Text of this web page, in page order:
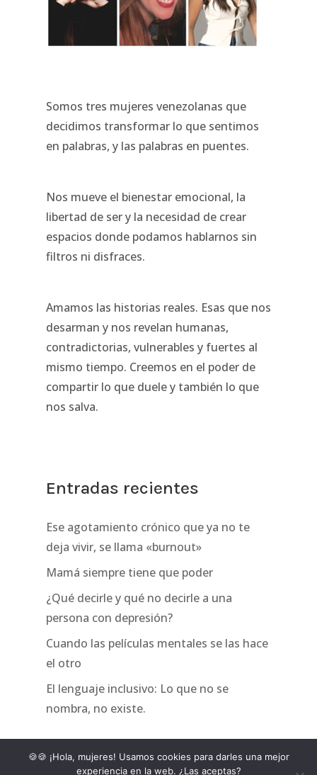
Somos tres mujeres venezolanas que
decidimos transformar lo que sentimos
en palabras, y las palabras en puentes.
Nos mueve el bienestar emocional, la
libertad de ser y la necesidad de crear
espacios donde podamos hablarnos sin
filtros ni disfraces.
Amamos las historias reales. Esas que nos
desarman y nos revelan humanas,
contradictorias, vulnerables y fuertes al
mismo tiempo. Creemos en el poder de
compartir lo que duele y también lo que
nos salva.
Entradas recientes
Ese agotamiento crónico que ya no te
deja vivir, se llama «burnout»
Mamá siempre tiene que poder
¿Qué decirle y qué no decirle a una
persona con depresión?
Cuando las películas mentales se las hace
el otro
El lenguaje inclusivo: Lo que no se
nombra, no existe.
🍪🍪 ¡Hola, mujeres! Usamos cookies para darles una mejor
experiencia en la web. ¿Las aceptas?